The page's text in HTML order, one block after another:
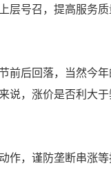
层号召，提高服务
前后回落，当然今
，涨价是否利大于
作，谨防垄断串涨等